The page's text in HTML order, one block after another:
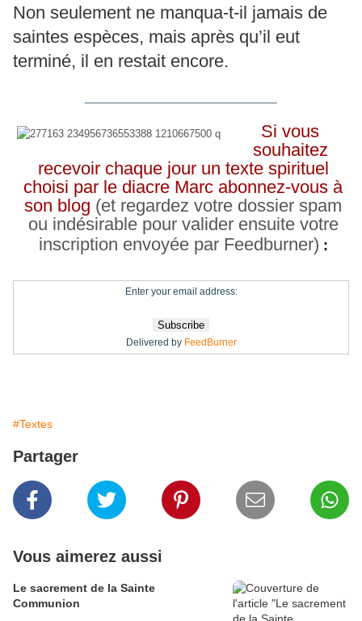
Non seulement ne manqua-t-il jamais de
saintes espèces, mais après qu’il eut
terminé, il en restait encore.
Si vous
souhaitez
recevoir chaque jour un texte spirituel
choisi par le diacre Marc abonnez-vous à
son blog (et regardez votre dossier spam
ou indésirable pour valider ensuite votre
inscription envoyée par Feedburner) :
Enter your email address:
Delivered by FeedBurner
#Textes
Partager
Vous aimerez aussi
Le sacrement de la Sainte
Communion